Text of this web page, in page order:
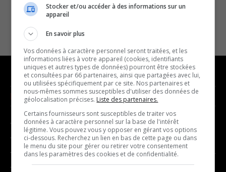
NOUVELLES
- Affaires municipales
- Communauté / Social
- Culture
- Économie
MUSIQUE
- Décompte franco
- Joué récemment
BALADOS
Stocker et/ou accéder à des informations sur un
appareil
En savoir plus
Vos données à caractère personnel seront traitées, et les
informations liées à votre appareil (cookies, identifiants
uniques et autres types de données) pourront être stockées
et consultées par 66 partenaires, ainsi que partagées avec lui,
ou utilisées spécifiquement par ce site. Nos partenaires et
nous-mêmes sommes susceptibles d'utiliser des données de
géolocalisation précises. Liste des partenaires.
Certains fournisseurs sont susceptibles de traiter vos
données à caractère personnel sur la base de l'intérêt
légitime. Vous pouvez vous y opposer en gérant vos options
ci-dessous. Recherchez un lien en bas de cette page ou dans
le menu du site pour gérer ou retirer votre consentement
dans les paramètres des cookies et de confidentialité.